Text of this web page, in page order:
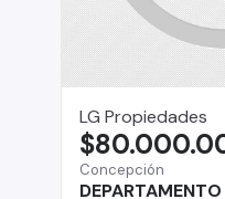
LG Propiedades
Concepción